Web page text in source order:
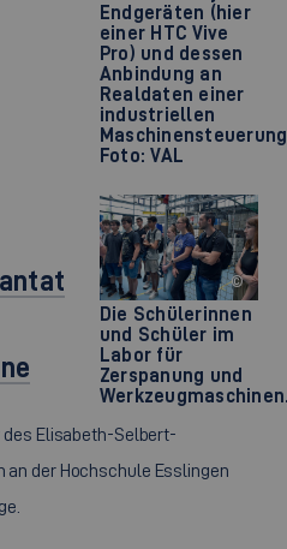
Endgeräten (hier
einer HTC Vive
Pro) und dessen
Anbindung an
Realdaten einer
industriellen
Foto: VAL
Die Schülerinnen
und Schüler im
Labor für
Zerspanung und
©
des Elisabeth-Selbert-
der Hochschule Esslingen